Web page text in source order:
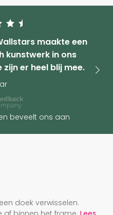
maakte een
kunstwerk in ons
er heel blij mee.
beveelt ons aan
doek verwisselen.